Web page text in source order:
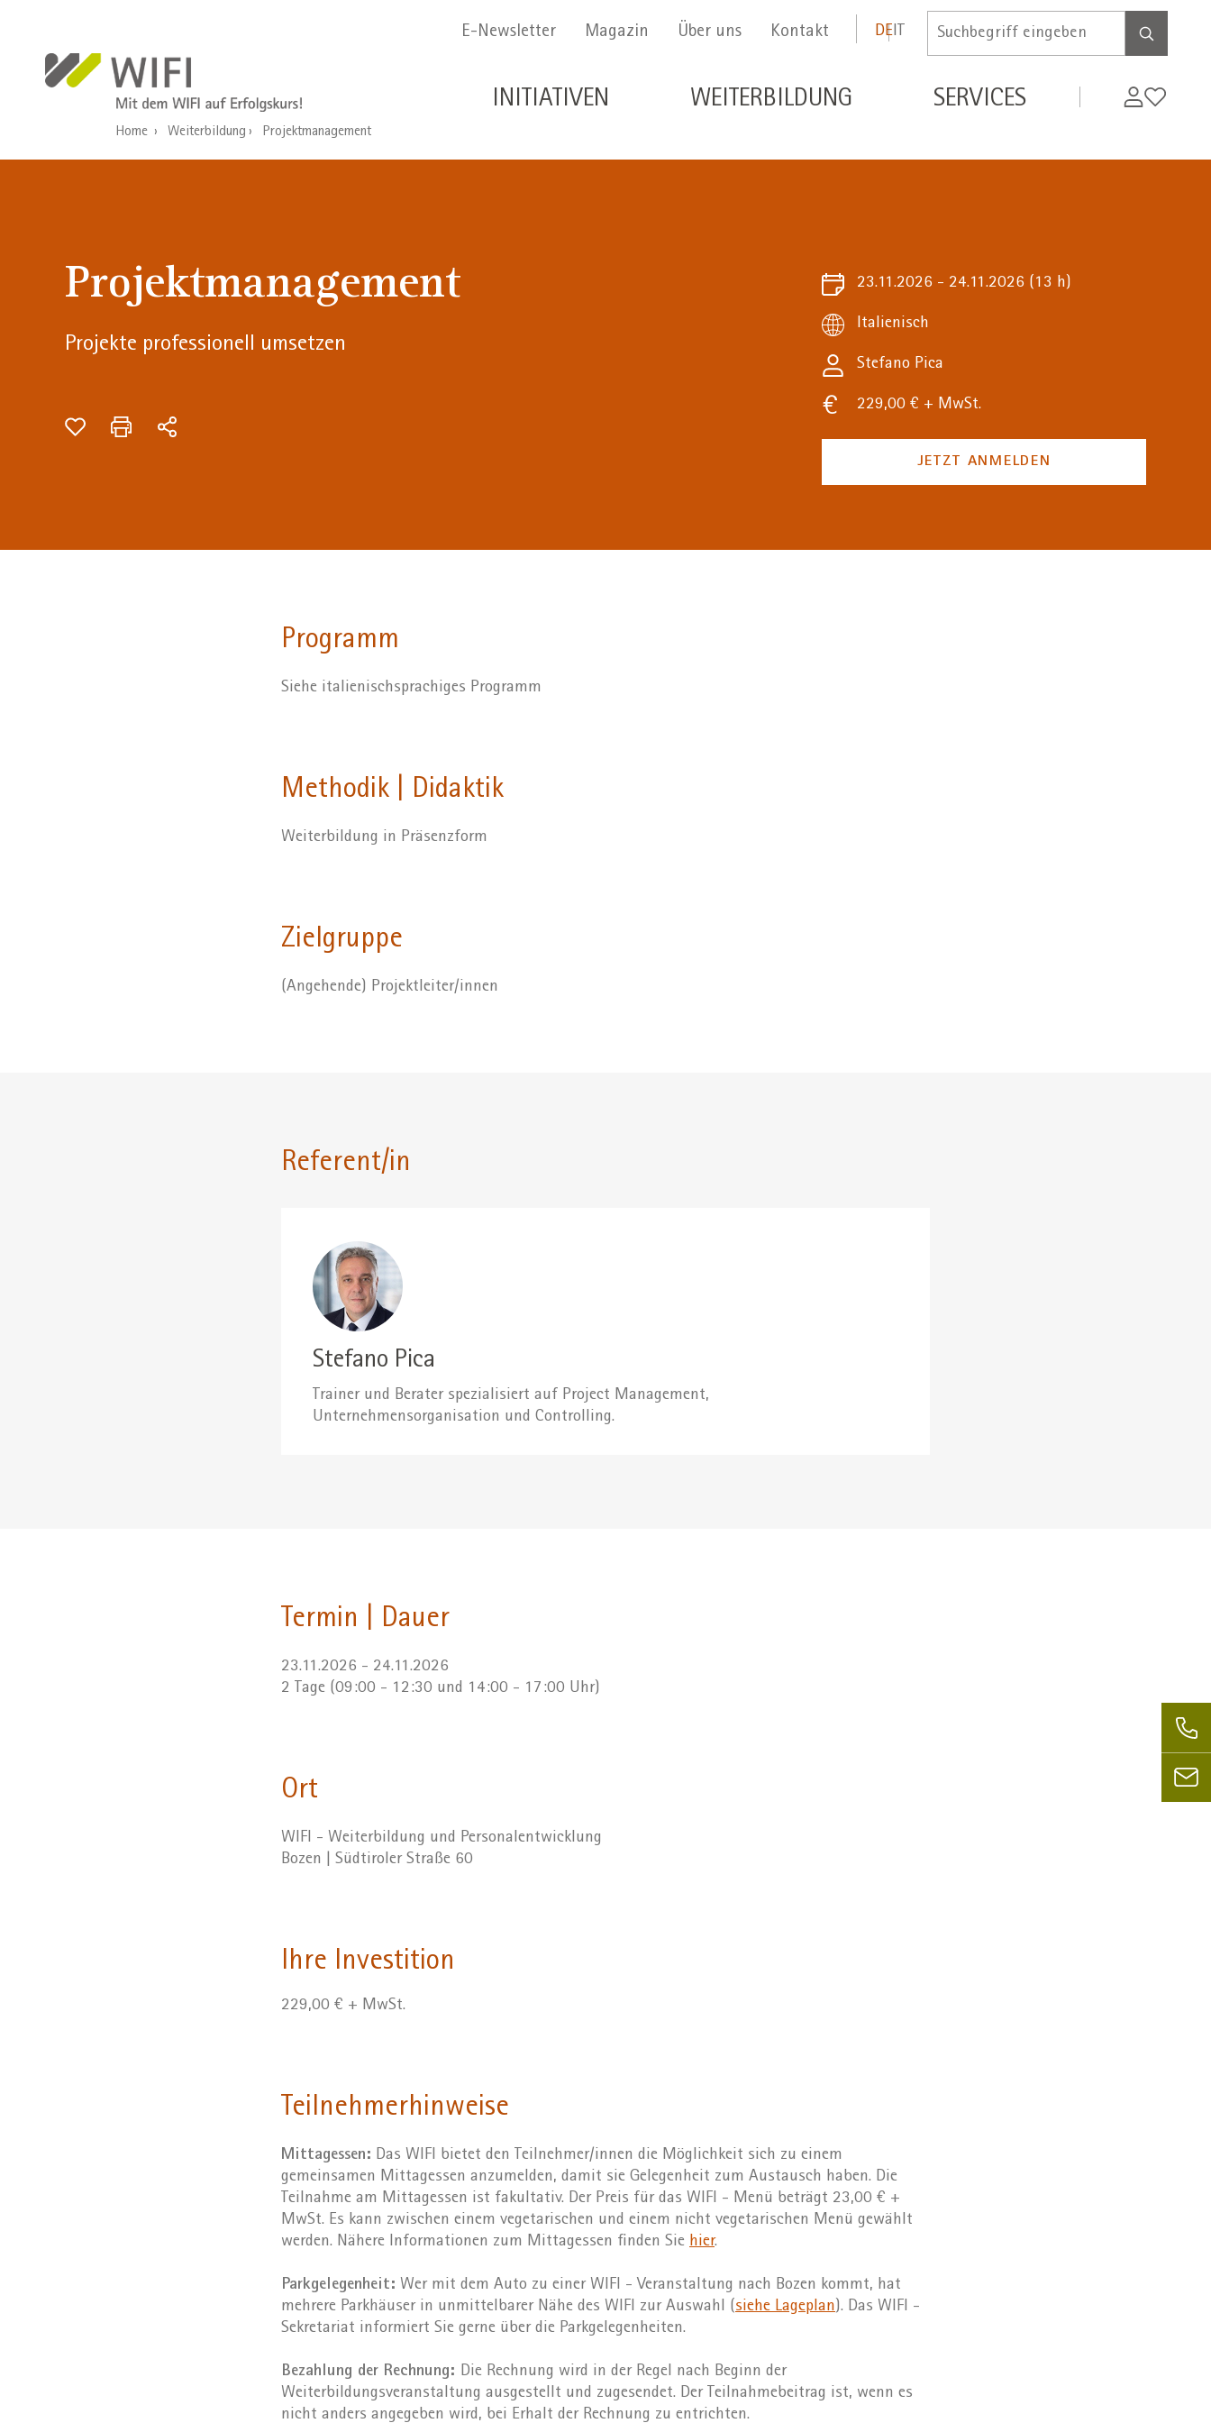
Menu Secondario
E-Newsletter Magazin Über uns Kontakt DEIT
Inserire
di
ricerca
Navigazione principale de
INITIATIVEN WEITERBILDUNG SERVICES MyWifi
Home Weiterbildung Projektmanagement
Projektmanagement
Projekte professionell umsetzen
23.11.2026 - 24.11.2026 (13 h)
Italienisch
Stefano Pica
229,00 € + MwSt.
JETZT ANMELDEN
Programm
Siehe italienischsprachiges Programm
Methodik | Didaktik
Weiterbildung in Präsenzform
Zielgruppe
(Angehende) Projektleiter/innen
Referent/in
Stefano Pica
Trainer und Berater spezialisiert auf Project Management,
Unternehmensorganisation und Controlling.
Termin | Dauer
23.11.2026 - 24.11.2026
2 Tage (09:00 - 12:30 und 14:00 - 17:00 Uhr)
Ort
WIFI - Weiterbildung und Personalentwicklung
Bozen | Südtiroler Straße 60
Ihre Investition
229,00 € + MwSt.
Teilnehmerhinweise
Mittagessen: Das WIFI bietet den Teilnehmer/innen die Möglichkeit sich zu einem
gemeinsamen Mittagessen anzumelden, damit sie Gelegenheit zum Austausch haben. Die
Teilnahme am Mittagessen ist fakultativ. Der Preis für das WIFI - Menü beträgt 23,00 € +
MwSt. Es kann zwischen einem vegetarischen und einem nicht vegetarischen Menü gewählt
werden. Nähere Informationen zum Mittagessen finden Sie hier.
Parkgelegenheit: Wer mit dem Auto zu einer WIFI - Veranstaltung nach Bozen kommt, hat
mehrere Parkhäuser in unmittelbarer Nähe des WIFI zur Auswahl (siehe Lageplan). Das WIFI -
Sekretariat informiert Sie gerne über die Parkgelegenheiten.
Bezahlung der Rechnung: Die Rechnung wird in der Regel nach Beginn der
Weiterbildungsveranstaltung ausgestellt und zugesendet. Der Teilnahmebeitrag ist, wenn es
nicht anders angegeben wird, bei Erhalt der Rechnung zu entrichten.